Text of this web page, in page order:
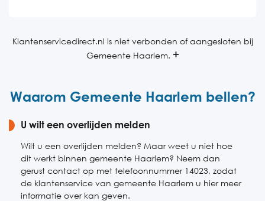
Dinsdag
08:30-16:30
Vrijdag
08:30-16:30
Zaterdag
Zondag
Gesloten
Klantenservicedirect.nl is niet verbonden of aangesloten bij
Gemeente Haarlem.
Waarom Gemeente Haarlem bellen?
U wilt een overlijden melden
Wilt u een overlijden melden? Maar weet u niet hoe
dit werkt binnen gemeente Haarlem? Neem dan
gerust contact op met telefoonnummer 14023, zodat
de klantenservice van gemeente Haarlem u hier meer
informatie over kan geven.